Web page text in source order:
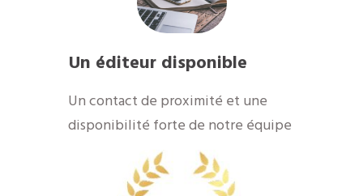
Un éditeur disponible
​Un contact de proximité et une
disponibilité forte de notre équipe